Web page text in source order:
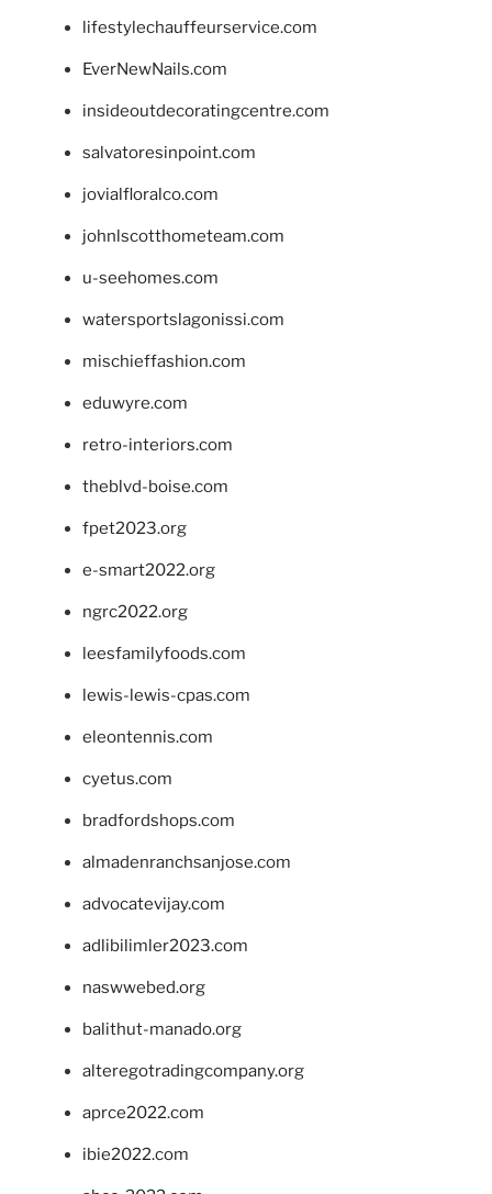
lifestylechauffeurservice.com
EverNewNails.com
insideoutdecoratingcentre.com
salvatoresinpoint.com
jovialfloralco.com
johnlscotthometeam.com
u-seehomes.com
watersportslagonissi.com
mischieffashion.com
eduwyre.com
retro-interiors.com
theblvd-boise.com
fpet2023.org
e-smart2022.org
ngrc2022.org
leesfamilyfoods.com
lewis-lewis-cpas.com
eleontennis.com
cyetus.com
bradfordshops.com
almadenranchsanjose.com
advocatevijay.com
adlibilimler2023.com
naswwebed.org
balithut-manado.org
alteregotradingcompany.org
aprce2022.com
ibie2022.com